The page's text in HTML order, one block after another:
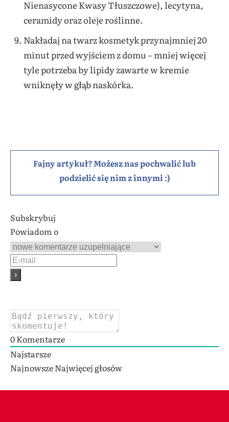
Nienasycone Kwasy Tłuszczowe), lecytyna,
ceramidy oraz oleje roślinne.
Nakładaj na twarz kosmetyk przynajmniej 20
minut przed wyjściem z domu – mniej więcej
tyle potrzeba by lipidy zawarte w kremie
wniknęły w głąb naskórka.
Fajny artykuł? Możesz nas pochwalić lub
podzielić się nim z innymi :)
Subskrybuj
Powiadom o
0Komentarze
Najstarsze
NajnowszeNajwięcej głosów